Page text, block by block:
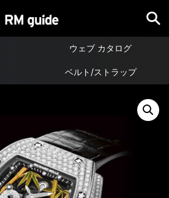
ウェブ カタログ
ベルト/ストラップ